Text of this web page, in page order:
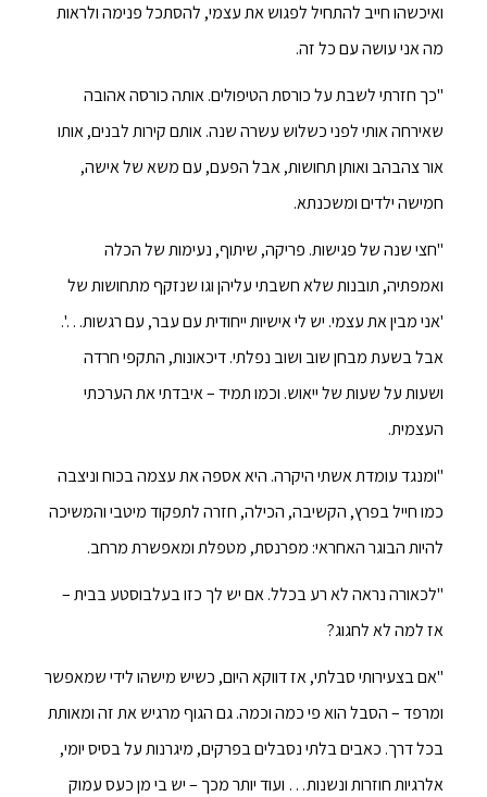
ואיכשהו חייב להתחיל לפגוש את עצמי, להסתכל פנימה ולראות
מה אני עושה עם כל זה.
"כך חזרתי לשבת על כורסת הטיפולים. אותה כורסה אהובה
שאירחה אותי לפני כשלוש עשרה שנה. אותם קירות לבנים, אותו
אור צהבהב ואותן תחושות, אבל הפעם, עם משא של אישה,
חמישה ילדים ומשכנתא.
"חצי שנה של פגישות. פריקה, שיתוף, נעימות של הכלה
ואמפתיה, תובנות שלא חשבתי עליהן וגו שנזקף מתחושות של
'אני מבין את עצמי. יש לי אישיות ייחודית עם עבר, עם רגשות…'.
אבל בשעת מבחן שוב ושוב נפלתי. דיכאונות, התקפי חרדה
ושעות על שעות של ייאוש. וכמו תמיד – איבדתי את הערכתי
העצמית.
"ומנגד עומדת אשתי היקרה. היא אספה את עצמה בכוח וניצבה
כמו חייל בפרץ, הקשיבה, הכילה, חזרה לתפקוד מיטבי והמשיכה
להיות הבוגר האחראי: מפרנסת, מטפלת ומאפשרת מרחב.
"לכאורה נראה לא רע בכלל. אם יש לך כזו בעלבוסטע בבית –
אז למה לא לחגוג?
"אם בצעירותי סבלתי, אז דווקא היום, כשיש מישהו לידי שמאפשר
ומרפד – הסבל הוא פי כמה וכמה. גם הגוף מרגיש את זה ומאותת
בכל דרך. כאבים בלתי נסבלים בפרקים, מיגרנות על בסיס יומי,
אלרגיות חוזרות ונשנות… ועוד יותר מכך – יש בי מן כעס עמוק